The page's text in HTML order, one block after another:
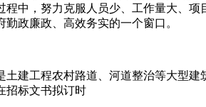
中，努力克服人员少、工作量大、
政廉政、高效务实的一个窗口。
建工程农村路道、河道整治等大型
招标文书拟订时